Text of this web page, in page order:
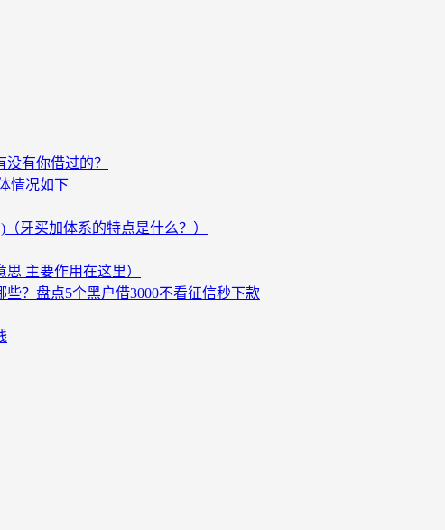
有你借过的？
情况如下
牙买加体系的特点是什么？）
主要作用在这里）
些？盘点5个黑户借3000不看征信秒下款